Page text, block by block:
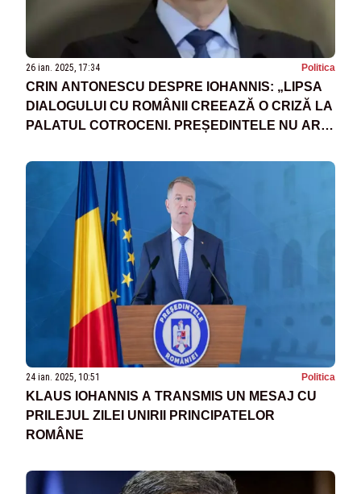
26 ian. 2025, 17:34 Politica
CRIN ANTONESCU DESPRE IOHANNIS: „LIPSA
DIALOGULUI CU ROMÂNII CREEAZĂ O CRIZĂ LA
PALATUL COTROCENI. PREȘEDINTELE NU ARE
24 ian. 2025, 10:51 Politica
KLAUS IOHANNIS A TRANSMIS UN MESAJ CU
PRILEJUL ZILEI UNIRII PRINCIPATELOR
ROMÂNE